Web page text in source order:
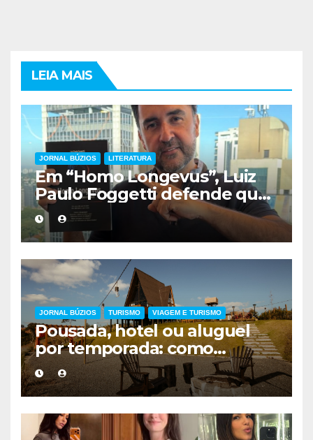
LEIA MAIS
JORNAL BÚZIOS LITERATURA
Em “Homo Longevus”, Luiz
Paulo Foggetti defende que
viver mais exigirá uma nova
forma de encarar a vida
JORNAL BÚZIOS TURISMO VIAGEM E TURISMO
Pousada, hotel ou aluguel
por temporada: como
escolher a melhor
hospedagem